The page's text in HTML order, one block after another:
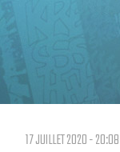
17 JUILLET 2020 - 20:08